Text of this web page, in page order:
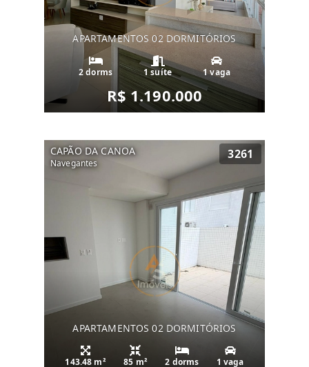
APARTAMENTOS 02 DORMITÓRIOS
2 dorms 1 suíte 1 vaga
R$ 1.190.000
CAPÃO DA CANOA
Navegantes
3261
APARTAMENTOS 02 DORMITÓRIOS
143.48 m² 85 m² 2 dorms 1 vaga